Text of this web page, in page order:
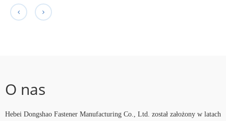
O nas
Hebei Dongshao Fastener Manufacturing Co., Ltd. został założony w latach